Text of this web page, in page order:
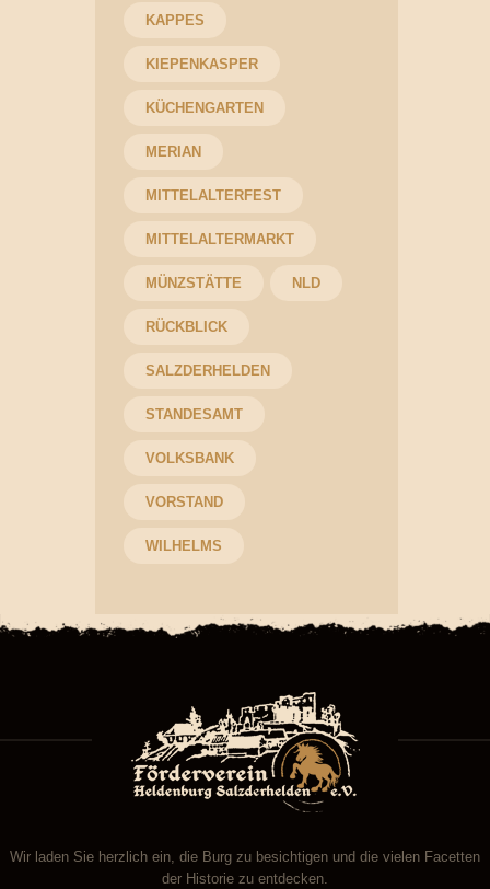
KAPPES
KIEPENKASPER
KÜCHENGARTEN
MERIAN
MITTELALTERFEST
MITTELALTERMARKT
MÜNZSTÄTTE NLD
RÜCKBLICK
SALZDERHELDEN
STANDESAMT
VOLKSBANK
VORSTAND
WILHELMS
Wir laden Sie herzlich ein, die Burg zu besichtigen und die vielen Facetten
der Historie zu entdecken.